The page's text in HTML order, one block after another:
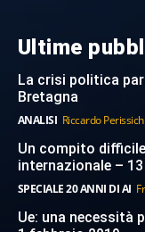
Ultime
La crisi politica
Bretagna
ANALISI Riccardo Perissich
Un compito
internazionale –
SPECIALE 20 ANNI DI AI
Ue: una necessità